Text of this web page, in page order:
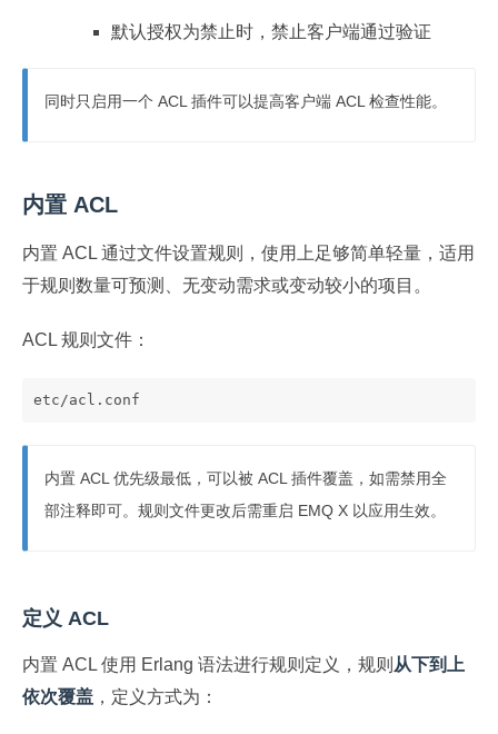
默认授权为禁止时，禁止客户端通过验证
同时只启用一个 ACL 插件可以提高客户端 ACL 检查性能。
内置 ACL
内置 ACL 通过文件设置规则，使用上足够简单轻量，适用
于规则数量可预测、无变动需求或变动较小的项目。
ACL 规则文件：
etc/acl.conf
内置 ACL 优先级最低，可以被 ACL 插件覆盖，如需禁用全
部注释即可。规则文件更改后需重启 EMQ X 以应用生效。
定义 ACL
内置 ACL 使用 Erlang 语法进行规则定义，规则 从下到上
依次覆盖 ，定义方式为：